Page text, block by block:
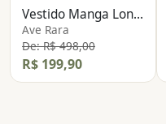
Vestido Manga Longa Acetinado
Ave Rara
De: R$ 498,00
R$ 199,90